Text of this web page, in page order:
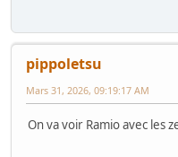
pippoletsu
Mars 31, 2026, 09:19:17 AM
On va voir Ramio avec les